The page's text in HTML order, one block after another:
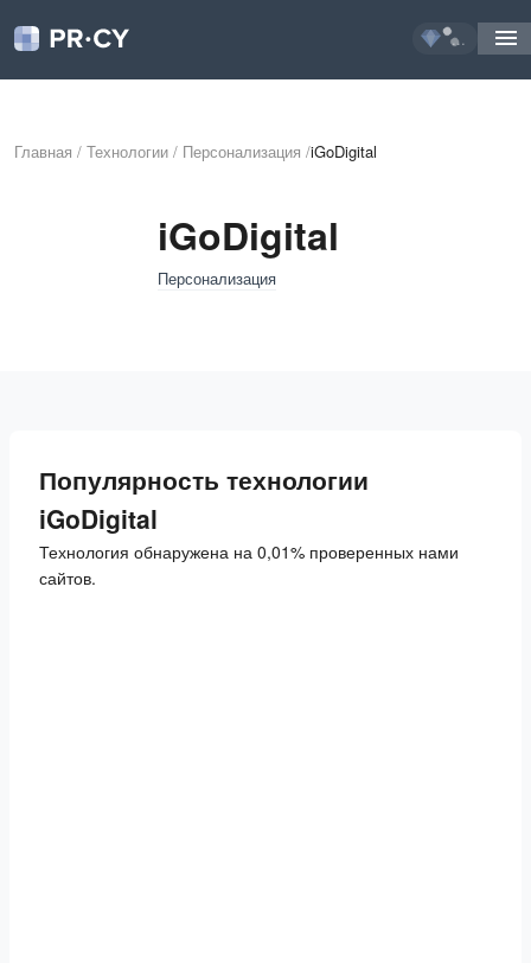
...
Главная / Технологии / Персонализация /iGoDigital
iGoDigital
Персонализация
Популярность технологии
iGoDigital
Технология обнаружена на 0,01% проверенных нами
сайтов.